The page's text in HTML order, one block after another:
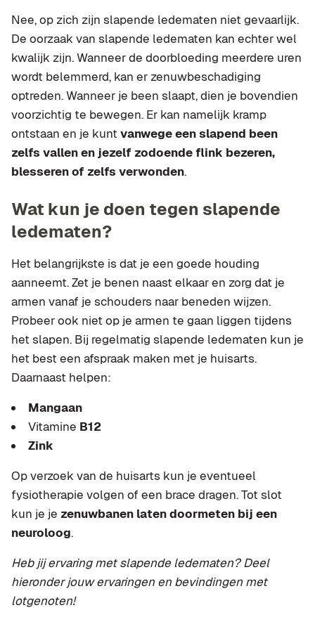
Nee, op zich zijn slapende ledematen niet gevaarlijk.
De oorzaak van slapende ledematen kan echter wel
kwalijk zijn. Wanneer de doorbloeding meerdere uren
wordt belemmerd, kan er zenuwbeschadiging
optreden. Wanneer je been slaapt, dien je bovendien
voorzichtig te bewegen. Er kan namelijk kramp
ontstaan en je kunt vanwege een slapend been
zelfs vallen en jezelf zodoende flink bezeren,
blesseren of zelfs verwonden.
Wat kun je doen tegen slapende
ledematen?
Het belangrijkste is dat je een goede houding
aanneemt. Zet je benen naast elkaar en zorg dat je
armen vanaf je schouders naar beneden wijzen.
Probeer ook niet op je armen te gaan liggen tijdens
het slapen. Bij regelmatig slapende ledematen kun je
het best een afspraak maken met je huisarts.
Daarnaast helpen:
Mangaan
Vitamine B12
Zink
Op verzoek van de huisarts kun je eventueel
fysiotherapie volgen of een brace dragen. Tot slot
kun je je zenuwbanen laten doormeten bij een
neuroloog.
Heb jij ervaring met slapende ledematen? Deel
hieronder jouw ervaringen en bevindingen met
lotgenoten!